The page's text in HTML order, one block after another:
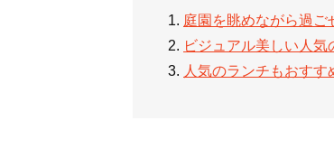
庭園を眺めながら過
ビジュアル美しい人気
人気のランチもおすす